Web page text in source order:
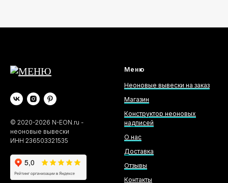
© 2020-2026 N-EON.ru -
неоновые вывески
ИНН 236503321535
Меню
Неоновые вывески на заказ
Магазин
Конструктор неоновых
надписей
О нас
Доставка
Отзывы
Контакты